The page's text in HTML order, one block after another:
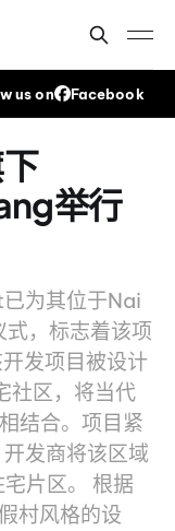
us on Facebook
举行
为其位于Nai
，标志着该项
发项目被设计
社区，将当代
结合。项目紧
发商将该区域
片区。 根据
村风格的设